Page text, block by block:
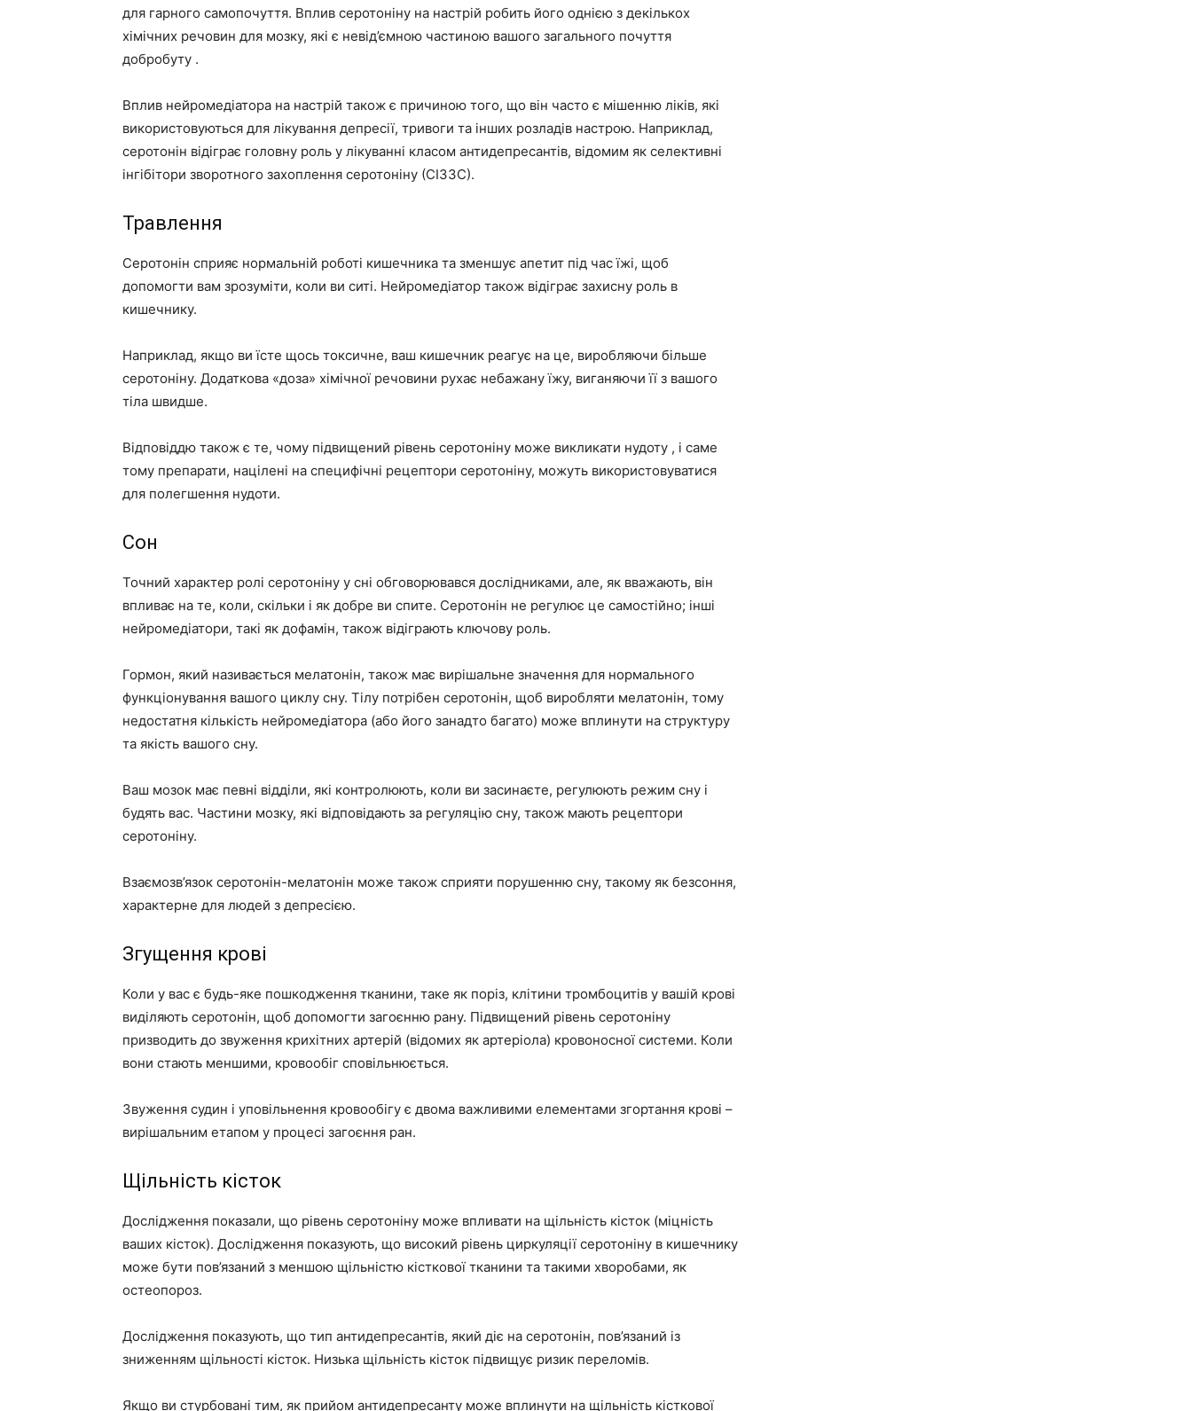
для гарного самопочуття. Вплив серотоніну на настрій робить його однією з декількох
хімічних речовин для мозку, які є невід’ємною частиною вашого загального почуття
добробуту .
Вплив нейромедіатора на настрій також є причиною того, що він часто є мішенню ліків, які
використовуються для лікування депресії, тривоги та інших розладів настрою. Наприклад,
серотонін відіграє головну роль у лікуванні класом антидепресантів, відомим як селективні
інгібітори зворотного захоплення серотоніну (СІЗЗС).
Травлення
Серотонін сприяє нормальній роботі кишечника та зменшує апетит під час їжі, щоб
допомогти вам зрозуміти, коли ви ситі. Нейромедіатор також відіграє захисну роль в
кишечнику.
Наприклад, якщо ви їсте щось токсичне, ваш кишечник реагує на це, виробляючи більше
серотоніну. Додаткова «доза» хімічної речовини рухає небажану їжу, виганяючи її з вашого
тіла швидше.
Відповіддю також є те, чому підвищений рівень серотоніну може викликати нудоту , і саме
тому препарати, націлені на специфічні рецептори серотоніну, можуть використовуватися
для полегшення нудоти.
Сон
Точний характер ролі серотоніну у сні обговорювався дослідниками, але, як вважають, він
впливає на те, коли, скільки і як добре ви спите. Серотонін не регулює це самостійно; інші
нейромедіатори, такі як дофамін, також відіграють ключову роль.
Гормон, який називається мелатонін, також має вирішальне значення для нормального
функціонування вашого циклу сну. Тілу потрібен серотонін, щоб виробляти мелатонін, тому
недостатня кількість нейромедіатора (або його занадто багато) може вплинути на структуру
та якість вашого сну.
Ваш мозок має певні відділи, які контролюють, коли ви засинаєте, регулюють режим сну і
будять вас. Частини мозку, які відповідають за регуляцію сну, також мають рецептори
серотоніну.
Взаємозв’язок серотонін-мелатонін може також сприяти порушенню сну, такому як безсоння,
характерне для людей з депресією.
Згущення крові
Коли у вас є будь-яке пошкодження тканини, таке як поріз, клітини тромбоцитів у вашій крові
виділяють серотонін, щоб допомогти загоєнню рану. Підвищений рівень серотоніну
призводить до звуження крихітних артерій (відомих як артеріола) кровоносної системи. Коли
вони стають меншими, кровообіг сповільнюється.
Звуження судин і уповільнення кровообігу є двома важливими елементами згортання крові –
вирішальним етапом у процесі загоєння ран.
Щільність кісток
Дослідження показали, що рівень серотоніну може впливати на щільність кісток (міцність
ваших кісток). Дослідження показують, що високий рівень циркуляції серотоніну в кишечнику
може бути пов’язаний з меншою щільністю кісткової тканини та такими хворобами, як
остеопороз.
Дослідження показують, що тип антидепресантів, який діє на серотонін, пов’язаний із
зниженням щільності кісток. Низька щільність кісток підвищує ризик переломів.
Якщо ви стурбовані тим, як прийом антидепресанту може вплинути на щільність кісткової